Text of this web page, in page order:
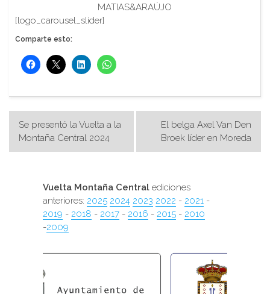
MATIAS&ARAÚJO
[logo_carousel_slider]
Comparte esto:
Navegación
de
Se presentó la Vuelta a la
Montaña Central 2024
El belga Axel Van Den
Broek líder en Moreda
Vuelta Montaña Central ediciones
anteriores: 2025 2024 2023 2022 - 2021 -
2019 - 2018 - 2017 - 2016 - 2015 - 2010
-2009